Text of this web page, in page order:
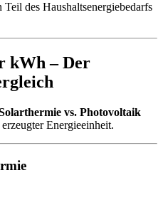
des Haushaltsenergiebedarfs
kWh – Der
vs. Photovoltaik
Energieeinheit.